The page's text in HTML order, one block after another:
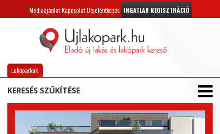
Médiaajánlat Kapcsolat Bejelentkezés INGATLAN REGISZTRÁCIÓ
Lakóparkok
KERESÉS SZŰKÍTÉSE